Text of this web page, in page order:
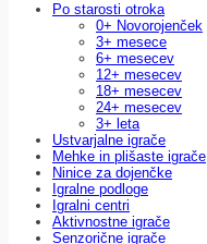
Po starosti otroka
0+ Novorojenček
3+ mesece
6+ mesecev
12+ mesecev
18+ mesecev
24+ mesecev
3+ leta
Ustvarjalne igrače
Mehke in plišaste igrače
Ninice za dojenčke
Igralne podloge
Igralni centri
Aktivnostne igrače
Senzorične igrače